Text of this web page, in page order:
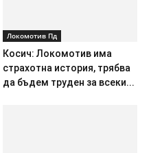
Локомотив Пд
Косич: Локомотив има
страхотна история, трябва
да бъдем труден за всеки...